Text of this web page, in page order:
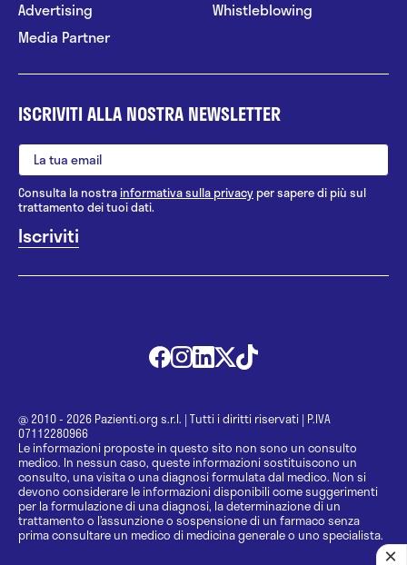
Advertising
Media Partner
Whistleblowing
ISCRIVITI ALLA NOSTRA NEWSLETTER
Consulta la nostrainformativa sulla privacy per sapere di più sul
trattamento dei tuoi dati.
@ 2010 - 2026 Pazienti.org s.r.l. | Tutti i diritti riservati | P.IVA
07112280966
Le informazioni proposte in questo sito non sono un consulto
medico. In nessun caso, queste informazioni sostituiscono un
consulto, una visita o una diagnosi formulata dal medico. Non si
devono considerare le informazioni disponibili come suggerimenti
per la formulazione di una diagnosi, la determinazione di un
trattamento o l’assunzione o sospensione di un farmaco senza
prima consultare un medico di medicina generale o uno specialista.